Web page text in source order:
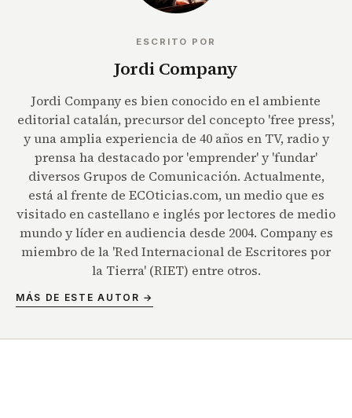
ESCRITO POR
Jordi Company
Jordi Company es bien conocido en el ambiente
editorial catalán, precursor del concepto 'free press',
y una amplia experiencia de 40 años en TV, radio y
prensa ha destacado por 'emprender' y 'fundar'
diversos Grupos de Comunicación. Actualmente,
está al frente de ECOticias.com, un medio que es
visitado en castellano e inglés por lectores de medio
mundo y líder en audiencia desde 2004. Company es
miembro de la 'Red Internacional de Escritores por
la Tierra' (RIET) entre otros.
MÁS DE ESTE AUTOR →